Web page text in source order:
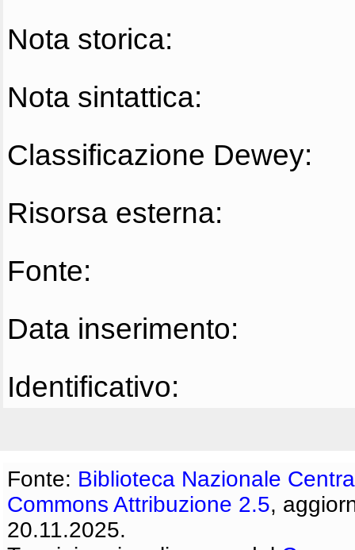
Nota storica:
Nota sintattica:
Classificazione Dewey:
Risorsa esterna:
Fonte:
Data inserimento:
Identificativo:
Fonte: Biblioteca Nazionale
Commons Attribuzione 2.5,
20.11.2025.